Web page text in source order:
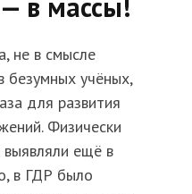
не в смысле
безумных учёных,
для развития
Физически
ещё в
в ГДР было